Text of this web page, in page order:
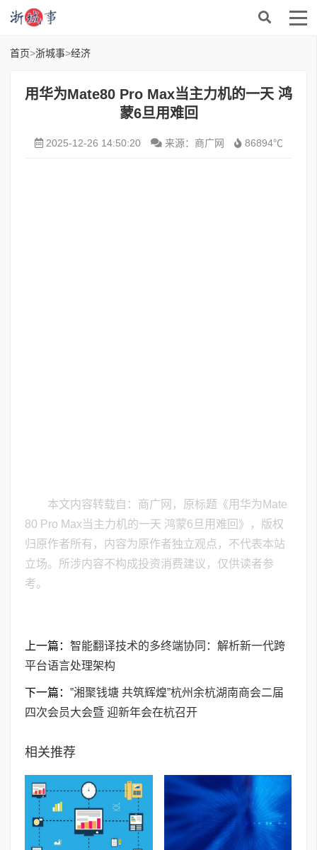
首页>浙城事>经济
用华为Mate80 Pro Max当主力机的一天 鸿
蒙6旦用难回
2025-12-26 14:50:20 来源：商广网 86894℃
本文内容转载自：商广网，原标题《用华为Mate
80 Pro Max当主力机的一天 鸿蒙6旦用难回》，版权
归原作者所有，内容为原作者独立观点，不代表本站
立场。所涉内容不构成投资消费建议，仅供读者参
考。
上一篇： 智能翻译技术的多终端协同：解析新一代跨
平台语言处理架构
下一篇： ”湘聚钱塘 共筑辉煌”杭州余杭湖南商会二届
四次会员大会暨 迎新年会在杭召开
相关推荐